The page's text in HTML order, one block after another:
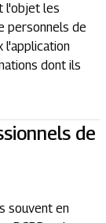
l'objet les
personnels de
l'application
dont ils
de
souvent en